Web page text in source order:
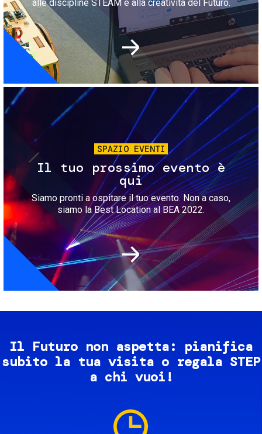
alle discipline STEAM e alla creatività del Futuro.
Immagine
SPAZIO EVENTI
Il tuo prossimo evento è
qui
Siamo pronti a ospitare il tuo evento. Non a caso,
siamo la Best Location al BEA 2022.
Il Futuro non aspetta: pianifica
subito la tua visita o regala STEP
a chi vuoi!